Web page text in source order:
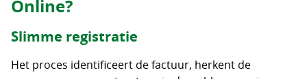
Online?
Slimme registratie
Het proces identificeert de factuur, herkent de